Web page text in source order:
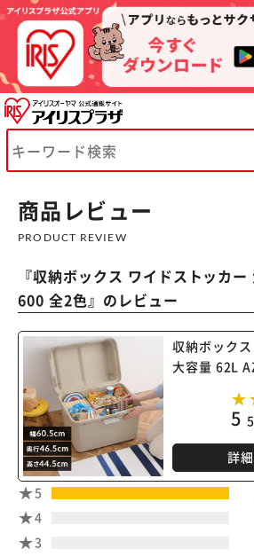
商品レビュー
PRODUCT REVIEW
『収納ボックス ワイドストッカ
600 全2色』のレビュー
収納ボック
大容量 62L
5
詳
5
4
3
※ご確認ください
カートに入れる